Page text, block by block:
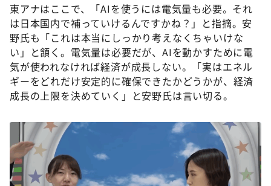
東アナはここで、「AIを使うには電気量も必要。それ
は日本国内で補っていけるんですかね？」と指摘。安
野氏も「これは本当にしっかり考えなくちゃいけな
い」と頷く。電気量は必要だが、AIを動かすために電
気が使われなければ経済が成長しない。「実はエネル
ギーをどれだけ安定的に確保できたかどうかが、経済
成長の上限を決めていく」と安野氏は言い切る。